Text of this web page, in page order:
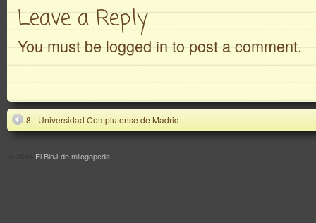
Leave a Reply
You must be logged in to post a comment.
8.- Universidad Complutense de Madrid
El BloJ de milogopeda